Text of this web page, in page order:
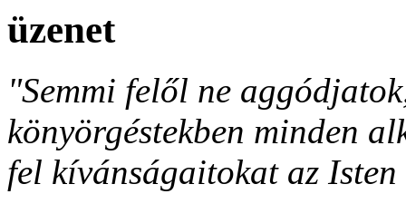
üzenet
"Semmi felől ne
könyörgéstekben minden
fel kívánságaitokat az